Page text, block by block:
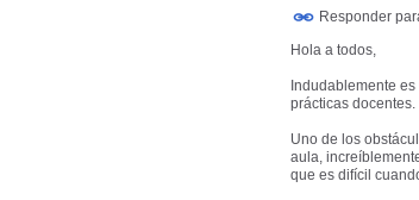
Responder
Hola a todos,
Indudablemente
prácticas docentes.
Uno de los
aula,
que es difícil